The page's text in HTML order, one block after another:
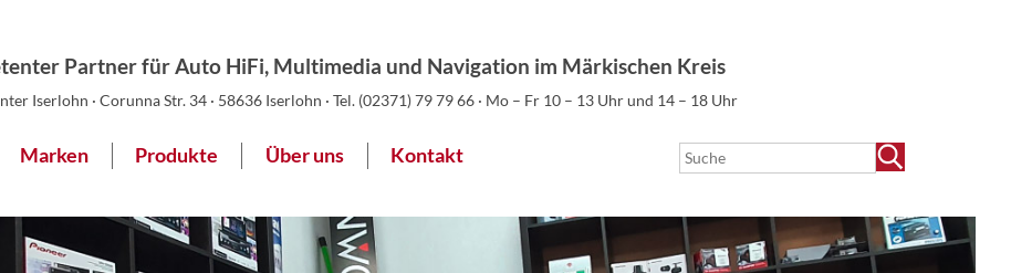
Partner für Auto HiFi, Multimedia und Navigation im Märkischen Kreis
Iserlohn · Corunna Str. 34 · 58636 Iserlohn · Tel. (02371) 79 79 66 · Mo – Fr 10 – 13 Uhr und 14 – 18 Uhr
Marken Produkte Über uns Kontakt